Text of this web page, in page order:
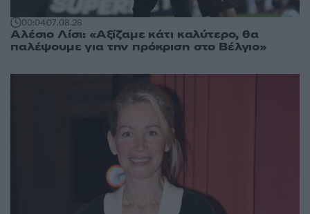
00:0407.08.26
Αλέσιο Λίσι: «Αξίζαμε κάτι καλύτερο, θα
παλέψουμε για την πρόκριση στο Βέλγιο»